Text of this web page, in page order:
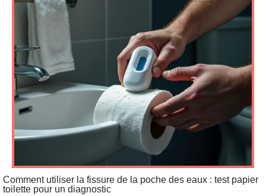
Comment utiliser la fissure de la poche des eaux : test papier
toilette pour un diagnostic